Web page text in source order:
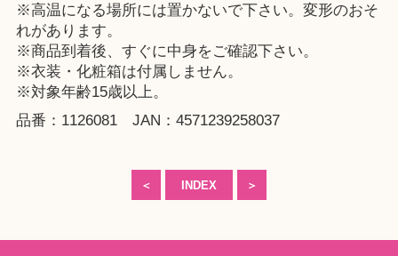
※高温になる場所には置かないで下さい。変形のおそ
れがあります。
※商品到着後、すぐに中身をご確認下さい。
※衣装・化粧箱は付属しません。
※対象年齢15歳以上。
品番：1126081 JAN：4571239258037
＜ INDEX ＞